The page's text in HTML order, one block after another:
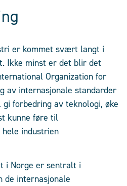
er kommet svært langt i
Ikke minst er det blir det
Organization for
av internasjonale standarder
forbedring av teknologi, øke
kunne føre til
industrien
i Norge er sentralt i
de internasjonale